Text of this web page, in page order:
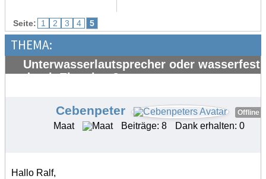
Seite: 1 2 3 4 5
THEMA:
Unterwasserlautsprecher oder wasserfest
durch Eigenbau?
Cebenpeter Offline
Maat Beiträge: 8 Dank erhalten: 0
Hallo Ralf,